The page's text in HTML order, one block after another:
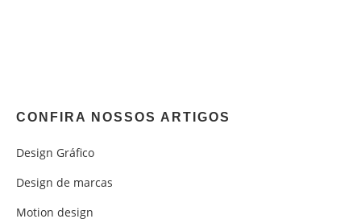
CONFIRA NOSSOS ARTIGOS
Design Gráfico
Design de marcas
Motion design